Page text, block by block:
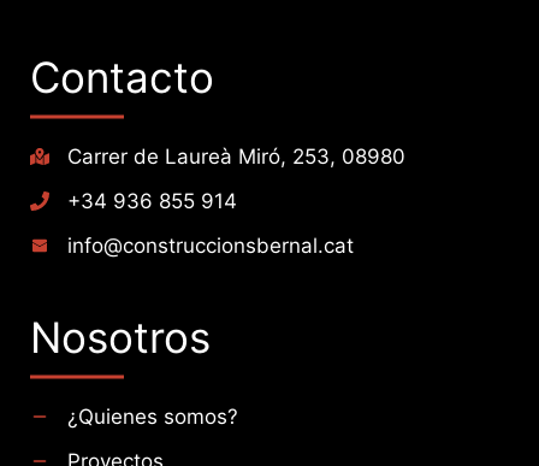
Contacto
Carrer de Laureà Miró, 253, 08980
+34 936 855 914
info@construccionsbernal.cat
Nosotros
¿Quienes somos?